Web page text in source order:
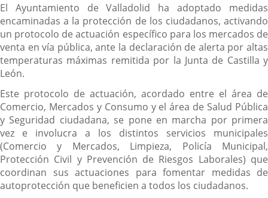
El Ayuntamiento de Valladolid ha adoptado medidas
encaminadas a la protección de los ciudadanos, activando
un protocolo de actuación específico para los mercados de
venta en vía pública, ante la declaración de alerta por altas
temperaturas máximas remitida por la Junta de Castilla y
León.
Este protocolo de actuación, acordado entre el área de
Comercio, Mercados y Consumo y el área de Salud Pública
y Seguridad ciudadana, se pone en marcha por primera
vez e involucra a los distintos servicios municipales
(Comercio y Mercados, Limpieza, Policía Municipal,
Protección Civil y Prevención de Riesgos Laborales) que
coordinan sus actuaciones para fomentar medidas de
autoprotección que beneficien a todos los ciudadanos.